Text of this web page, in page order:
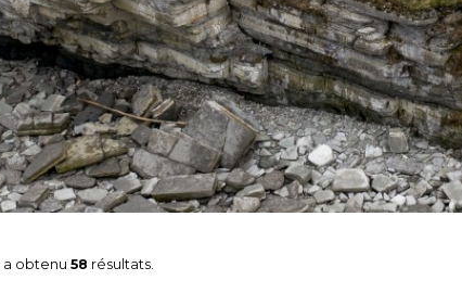
a obtenu 58 résultats.